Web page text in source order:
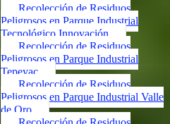
Recolección de Residuos
Peligrosos en Parque Industrial
Tecnológico Innovación
Recolección de Residuos
Peligrosos en Parque Industrial
Tepeyac
Recolección de Residuos
Peligrosos en Parque Industrial Valle
de Oro